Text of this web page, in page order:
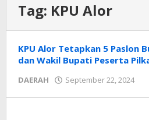
Tag: KPU Alor
KPU Alor Tetapkan 5 Paslon
dan Wakil Bupati Peserta
DAERAH September 22, 2024